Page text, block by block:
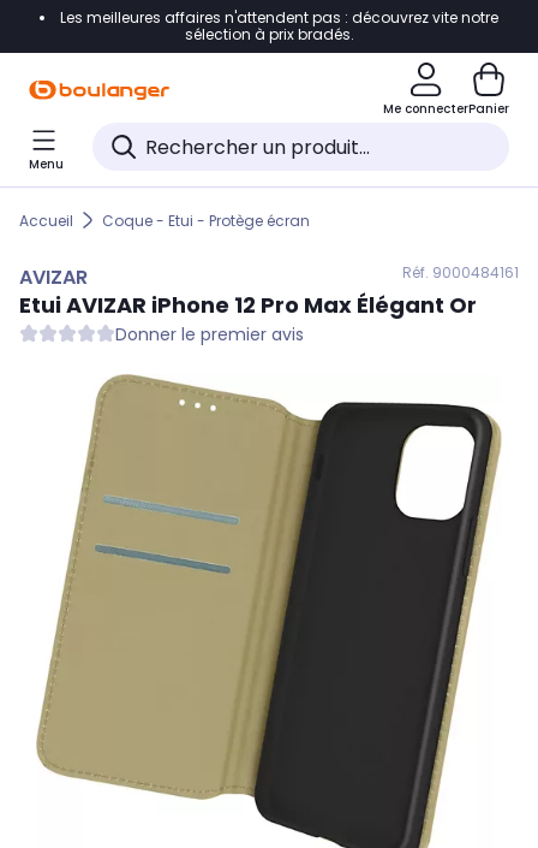
Accéder directement à la navigation
Accéder directement au pied de page
Accéder directement au chatbot
Les meilleures affaires n'attendent pas : découvrez vite notre
sélection à prix bradés.
Me connecterPanier
Menu
Accueil Coque - Etui - Protège écran
AVIZAR Réf. 9000484161
EtuiAVIZAR iPhone 12 Pro Max Élégant Or
Donner le premier avis